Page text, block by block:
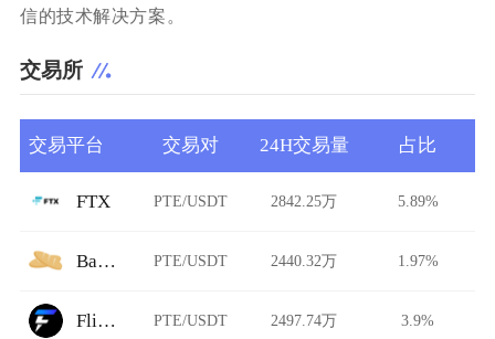
信的技术解决方案。
交易所
交易平台 交易对 24H交易量 占比
FTX PTE/USDT 2842.25万 5.89%
Baguette PTE/USDT 2440.32万 1.97%
Flipster PTE/USDT 2497.74万 3.9%